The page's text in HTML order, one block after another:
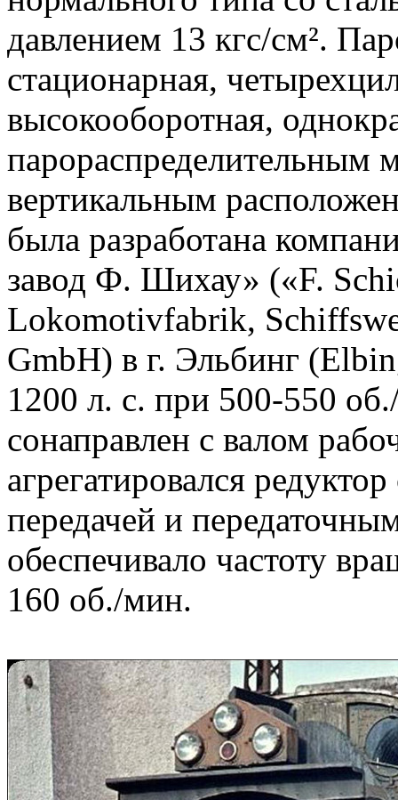
давлением 13 кгс/см².
стационарная,
высокооборотная,
вертикальным
была разработана
завод Ф. Шихау» («F.
Lokomotivfabrik,
GmbH) в г. Эльбинг
1200 л. с. при 500-550
сонаправлен с валом
агрегатировался
передачей и
обеспечивало частоту
160 об./мин.